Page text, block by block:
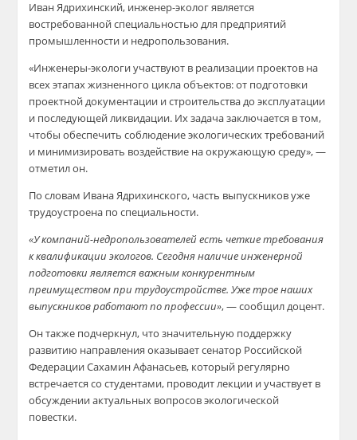
Иван Ядрихинский, инженер-эколог является
востребованной специальностью для предприятий
промышленности и недропользования.
«Инженеры-экологи участвуют в реализации проектов на
всех этапах жизненного цикла объектов: от подготовки
проектной документации и строительства до эксплуатации
и последующей ликвидации. Их задача заключается в том,
чтобы обеспечить соблюдение экологических требований
и минимизировать воздействие на окружающую среду», —
отметил он.
По словам Ивана Ядрихинского, часть выпускников уже
трудоустроена по специальности.
«У компаний-недропользователей есть четкие требования
к квалификации экологов. Сегодня наличие инженерной
подготовки является важным конкурентным
преимуществом при трудоустройстве. Уже трое наших
выпускников работают по профессии», — сообщил доцент.
Он также подчеркнул, что значительную поддержку
развитию направления оказывает сенатор Российской
Федерации Сахамин Афанасьев, который регулярно
встречается со студентами, проводит лекции и участвует в
обсуждении актуальных вопросов экологической
повестки.